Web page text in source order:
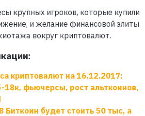
крупных игроков, которые купили
и желание финансовой элиты
вокруг криптовалют.
криптовалют на 16.12.2017:
18к, фьючерсы, рост альткоинов,
Биткоин будет стоить 50 тыс, а